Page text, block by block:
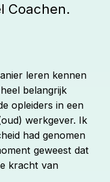
Coachen.
leren kennen
belangrijk
opleiders in een
werkgever. Ik
had genomen
geweest dat
kracht van